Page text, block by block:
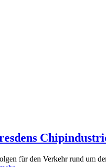
für den Verkehr rund um